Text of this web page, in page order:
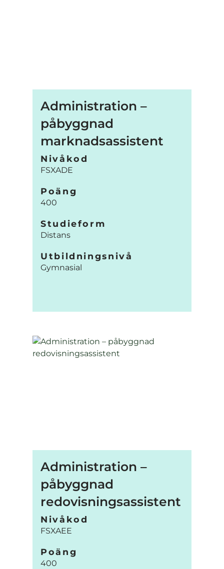
Administration –
påbyggnad
marknadsassistent
Nivåkod
FSXADE
Poäng
400
Studieform
Distans
Utbildningsnivå
Gymnasial
Administration –
påbyggnad
redovisningsassistent
Nivåkod
FSXAEE
Poäng
400